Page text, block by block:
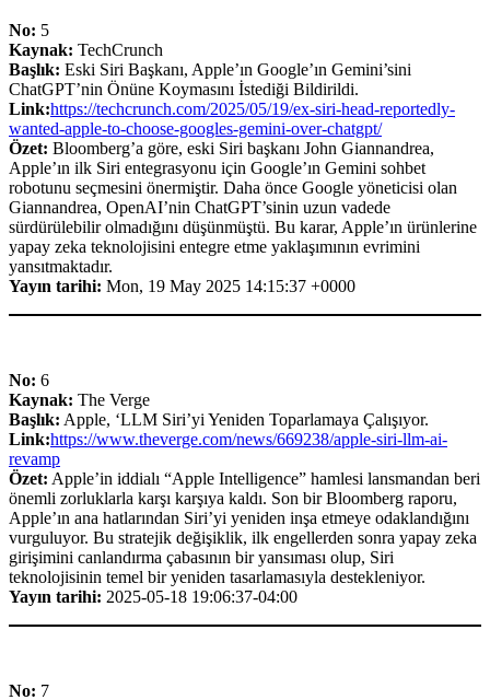
No: 5
Kaynak: TechCrunch
Başlık: Eski Siri Başkanı, Apple’ın Google’ın Gemini’sini
ChatGPT’nin Önüne Koymasını İstediği Bildirildi.
Link:https://techcrunch.com/2025/05/19/ex-siri-head-reportedly-
wanted-apple-to-choose-googles-gemini-over-chatgpt/
Özet: Bloomberg’a göre, eski Siri başkanı John Giannandrea,
Apple’ın ilk Siri entegrasyonu için Google’ın Gemini sohbet
robotunu seçmesini önermiştir. Daha önce Google yöneticisi olan
Giannandrea, OpenAI’nin ChatGPT’sinin uzun vadede
sürdürülebilir olmadığını düşünmüştü. Bu karar, Apple’ın ürünlerine
yapay zeka teknolojisini entegre etme yaklaşımının evrimini
yansıtmaktadır.
Yayın tarihi: Mon, 19 May 2025 14:15:37 +0000
No: 6
Kaynak: The Verge
Başlık: Apple, ‘LLM Siri’yi Yeniden Toparlamaya Çalışıyor.
Link:https://www.theverge.com/news/669238/apple-siri-llm-ai-
revamp
Özet: Apple’in iddialı “Apple Intelligence” hamlesi lansmandan beri
önemli zorluklarla karşı karşıya kaldı. Son bir Bloomberg raporu,
Apple’ın ana hatlarından Siri’yi yeniden inşa etmeye odaklandığını
vurguluyor. Bu stratejik değişiklik, ilk engellerden sonra yapay zeka
girişimini canlandırma çabasının bir yansıması olup, Siri
teknolojisinin temel bir yeniden tasarlamasıyla destekleniyor.
Yayın tarihi: 2025-05-18 19:06:37-04:00
No: 7